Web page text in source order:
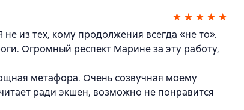
из тех, кому продолжения всегда «не то».
Огромный респект Марине за эту работу,
метафора. Очень созвучная моему
ради экшен, возможно не понравится